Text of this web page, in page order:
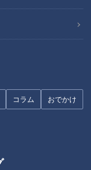
コラム おでかけ
【スジナシ】常連客